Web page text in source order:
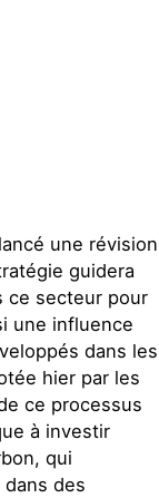
une révision
guidera
ce secteur pour
une influence
dans les
hier par les
ce processus
à investir
qui
des